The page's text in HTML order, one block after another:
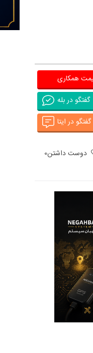
همکاری
گفتگو در بله
گفتگو در ایتا
دوست داشتن0